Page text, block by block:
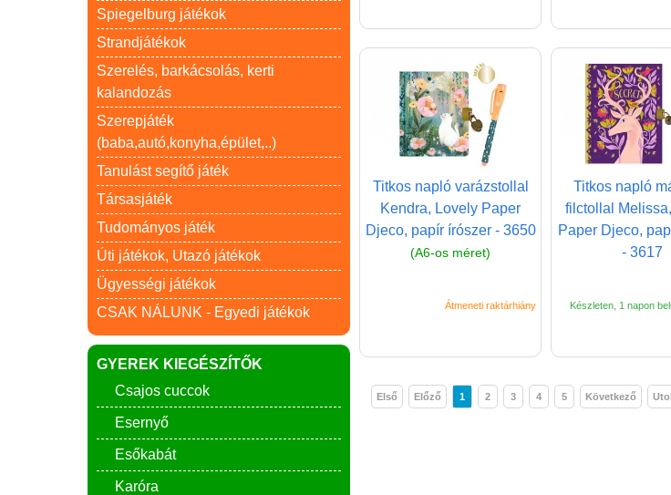
Spiegelburg játékok
Strandjátékok
Szerelés, barkácsolás, kerti
kalandozás
Szerepjáték
(baba,autó,konyha,épület,..)
Tanulást segítő játék
Társasjáték
Tudományos játék
Úti játékok, Utazó játékok
Ügyességi játékok
CSAK NÁLUNK - Egyedi játékok
GYEREK KIEGÉSZÍTŐK
Csajos cuccok
Esernyő
Esőkabát
Karóra
Titkos napló varázstollal
Kendra, Lovely Paper
Djeco, papír írószer - 3650
(A6-os méret)
Átmeneti raktárhiány
Titkos napló
filctollal
Paper Djeco,
- 3617
Készleten, 1 napon
Első Előző 1 2 3 4 5 Következő